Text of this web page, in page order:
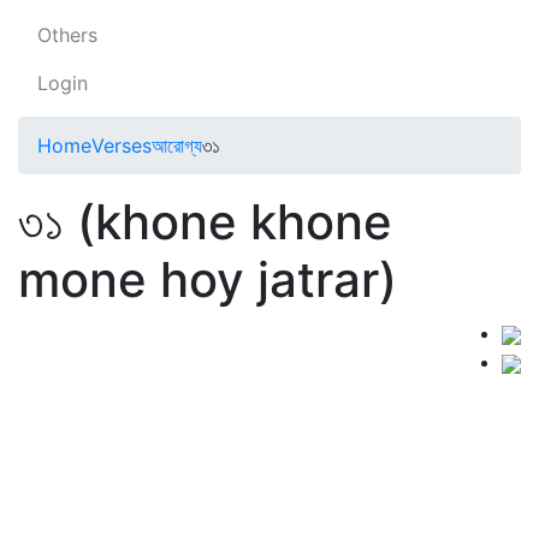
Others
Login
HomeVersesআরোগ্য৩১
৩১ (khone khone
mone hoy jatrar)